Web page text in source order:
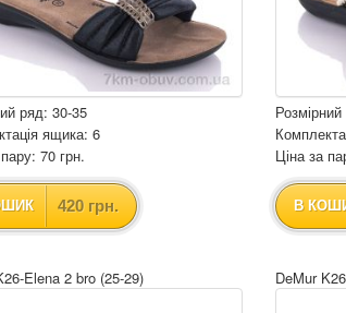
ряд: 30-35
ящика: 6
70 грн.
420 грн.
Ціна за
В
Elena 2 bro (25-29) DeMur